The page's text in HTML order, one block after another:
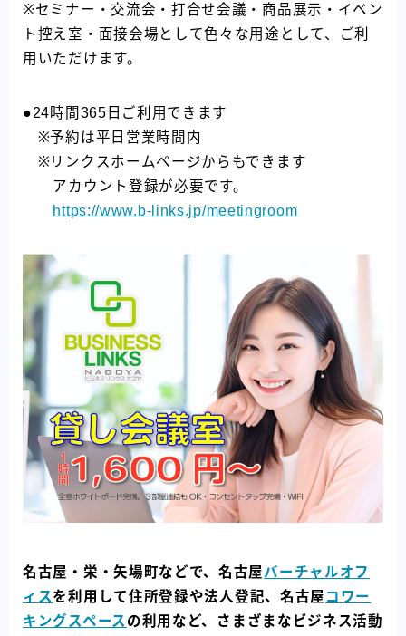
※セミナー・交流会・打合せ会議・商品展示・イベン
ト控え室・面接会場として色々な用途として、ご利
用いただけます。
●24時間365日ご利用できます
※予約は平日営業時間内
※リンクスホームページからもできます
アカウント登録が必要です。
https://www.b-links.jp/meetingroom
名古屋・栄・矢場町などで、名古屋バーチャルオフ
ィスを利用して住所登録や法人登記、名古屋 コワー
キングスペース の利用など、さまざまなビジネス活動